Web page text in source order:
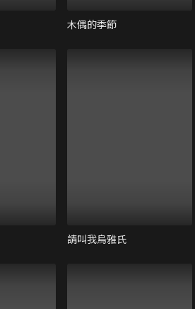
木偶的季節
請叫我烏雅氏